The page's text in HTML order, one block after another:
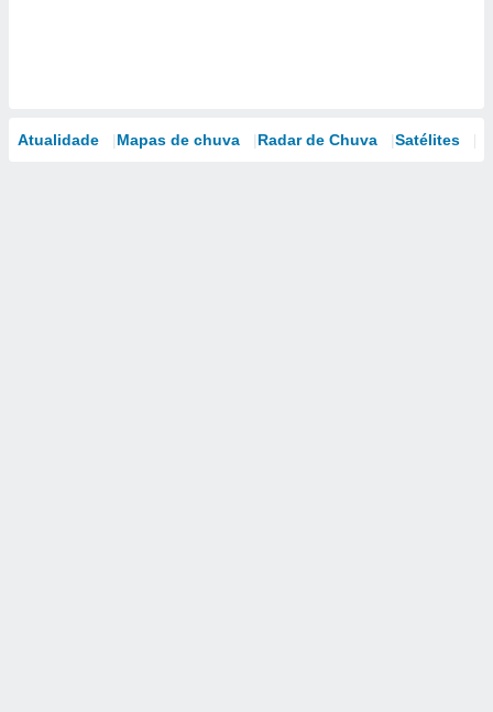
Atualidade Mapas de chuva Radar de Chuva Satélites